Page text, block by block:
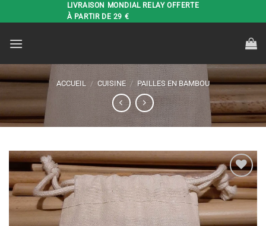
au
LIVRAISON MONDIAL RELAY OFFERTE
À PARTIR DE 29 €
ACCUEIL / CUISINE / PAILLES EN BAMBOU
Ajouter
à la liste
de
souhaits